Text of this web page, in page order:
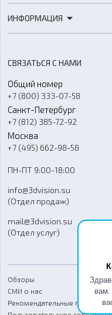
Расходные материалы
Оборудование и
Аксессуары и прочее
Программное обеспечение
3D-моделирование
Ремонт и услуги
ИНФОРМАЦИЯ
О компании
Контакты
Гос. закупки
Стать дилером
Блог
FAQ
СВЯЗАТЬСЯ С НАМИ
Общий номер
+7 (800) 333-07-58
Санкт-Петербург
+7 (812) 385-72-92
Москва
+7 (495) 662-98-58
ПН-ПТ 9:00-18:00
info@3dvision.su
(Отдел продаж)
mail@3dvision.su
(Отдел услуг)
Обзоры
СМИ о нас
Рекомендательные письма